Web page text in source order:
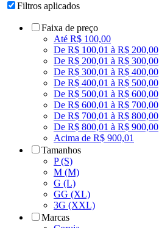
Filtros aplicados
Faixa de preço
Até R$ 100,00
De R$ 100,01 à R$ 200,00
De R$ 200,01 à R$ 300,00
De R$ 300,01 à R$ 400,00
De R$ 400,01 à R$ 500,00
De R$ 500,01 à R$ 600,00
De R$ 600,01 à R$ 700,00
De R$ 700,01 à R$ 800,00
De R$ 800,01 à R$ 900,00
Acima de R$ 900,01
Tamanhos
P (S)
M (M)
G (L)
GG (XL)
3G (XXL)
Marcas